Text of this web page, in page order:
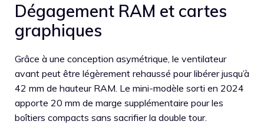
Dégagement RAM et cartes
graphiques
Grâce à une conception asymétrique, le ventilateur
avant peut être légèrement rehaussé pour libérer jusqu’à
42 mm de hauteur RAM. Le mini-modèle sorti en 2024
apporte 20 mm de marge supplémentaire pour les
boîtiers compacts sans sacrifier la double tour.